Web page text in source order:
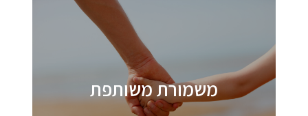
משמורת משותפת